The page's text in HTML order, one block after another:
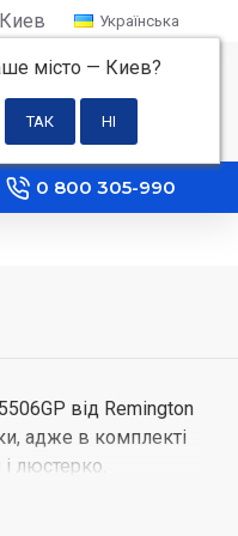
Киев
місто — Киев?
Українська
0 грн
0 800 305-990
від Remington
адже в комплекті
люстерко.
і функція